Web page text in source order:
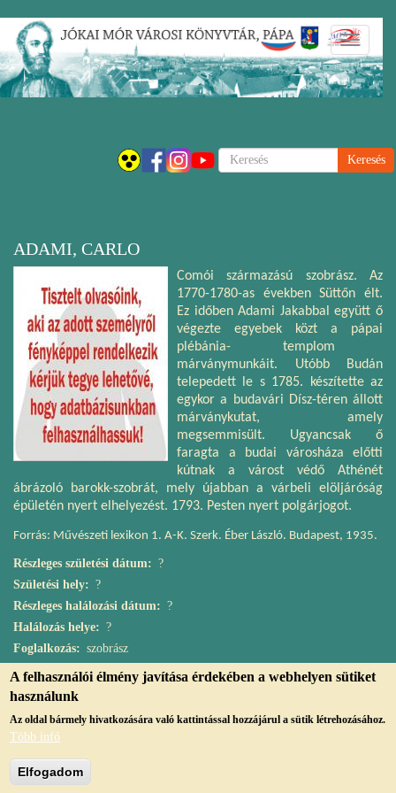
Ugrás
tartalomra
Keresés
ADAMI, CARLO
Comói származású szobrász. Az
1770-1780-as években Süttőn élt.
Ez időben Adami Jakabbal együtt ő
végezte egyebek közt a pápai
plébánia- templom
márványmunkáit. Utóbb Budán
telepedett le s 1785. készítette az
egykor a budavári Dísz-téren állott
márványkutat, amely
megsemmisült. Ugyancsak ő
faragta a budai városháza előtti
kútnak a várost védő Athénét
ábrázoló barokk-szobrát, mely újabban a várbeli elöljáróság
épületén nyert elhelyezést. 1793. Pesten nyert polgárjogot.
Forrás: Művészeti lexikon 1. A-K. Szerk. Éber László. Budapest, 1935.
Részleges születési dátum
?
Születési hely
?
Részleges halálozási dátum
?
Halálozás helye
?
Foglalkozás
szobrász
A felhasználói élmény javítása érdekében a webhelyen sütiket
használunk
Az oldal bármely hivatkozására való kattintással hozzájárul a sütik létrehozásához.
Több infó
Elfogadom